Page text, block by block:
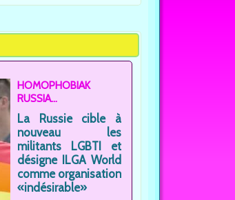
HOMOPHOBIAK
RUSSIA...
La Russie cible à
nouveau les
militants LGBTI et
désigne ILGA World
comme organisation
«indésirable»